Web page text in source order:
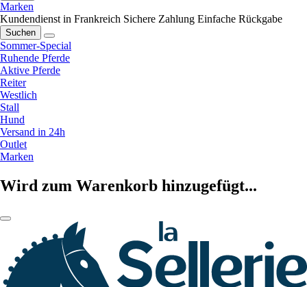
Marken
Kundendienst in Frankreich Sichere Zahlung Einfache Rückgabe
Suchen
Sommer-Special
Ruhende Pferde
Aktive Pferde
Reiter
Westlich
Stall
Hund
Versand in 24h
Outlet
Marken
Wird zum Warenkorb hinzugefügt...